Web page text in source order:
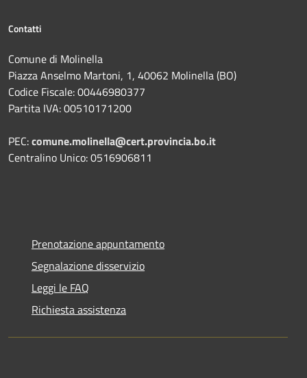
Contatti
Comune di Molinella
Piazza Anselmo Martoni, 1, 40062 Molinella (BO)
Codice Fiscale: 00446980377
Partita IVA: 00510171200
PEC:comune.molinella@cert.provincia.bo.it
Centralino Unico: 0516906811
Prenotazione appuntamento
Segnalazione disservizio
Leggi le FAQ
Richiesta assistenza